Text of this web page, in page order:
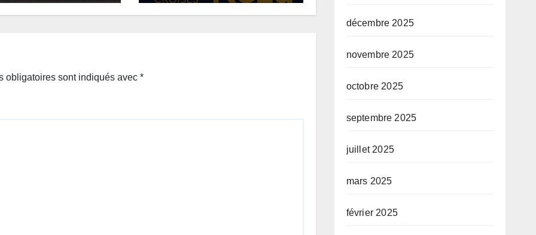
obligatoires sont indiqués avec *
décembre 2025
novembre 2025
octobre 2025
septembre 2025
juillet 2025
mars 2025
février 2025